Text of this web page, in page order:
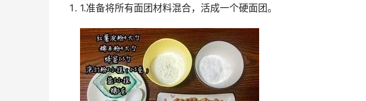
1.准备将所有面团材料混合，活成一个硬面团。